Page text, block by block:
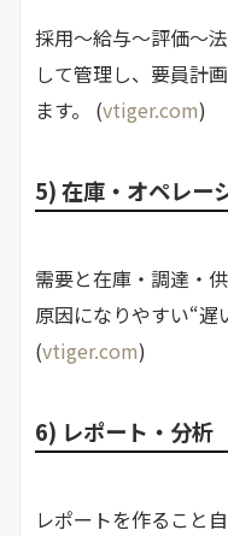
採用〜給与〜評価〜
して管理し、要員計
ます。 (vtiger.com)
5) 在庫・オペレー
需要と在庫・調達・
原因になりやすい“遅
(vtiger.com)
6) レポート・分析
レポートを作ること